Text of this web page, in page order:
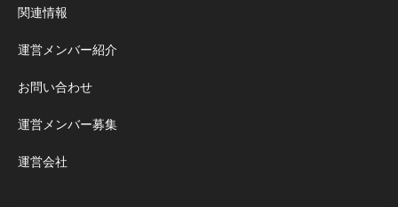
関連情報
運営メンバー紹介
お問い合わせ
運営メンバー募集
運営会社